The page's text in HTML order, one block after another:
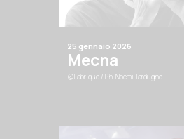
25 gennaio 2026
Mecna
@Fabrique / Ph. Noemi Tardugno